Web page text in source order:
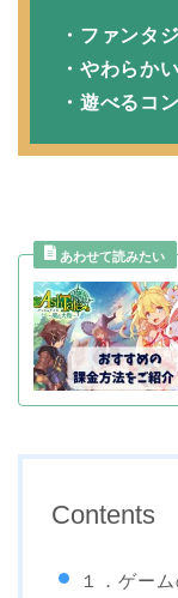
・ファンタ
・やわらか
・遊べるコ
Contents
１．ゲー